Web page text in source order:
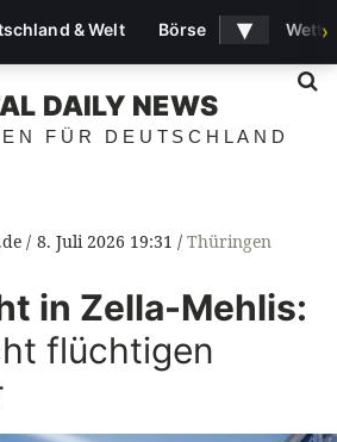
DAILY NEWS
FÜR DEUTSCHLAND
8. Juli 2026 19:31
Thüringen
in Zella-Mehlis:
flüchtigen
& Welt Börse ▾ ›